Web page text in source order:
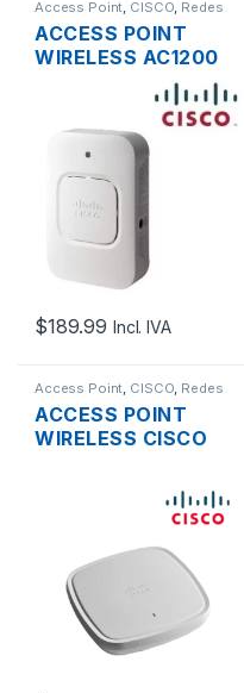
Access Point, CISCO, Redes
ACCESS POINT
WIRELESS AC1200
CISCO SMB WAP361-
A-K9 DUAL BAND
1200MBPS GIGABIT
SOPORTE POE
$189.99 Incl. IVA
Access Point, CISCO, Redes
ACCESS POINT
WIRELESS CISCO
DUAL BAND MU-
MIMO 8×8 WAVE2
WI-FI 6 GIGABIT
BLUETOOTH
SOPORTA POE+
TECHO